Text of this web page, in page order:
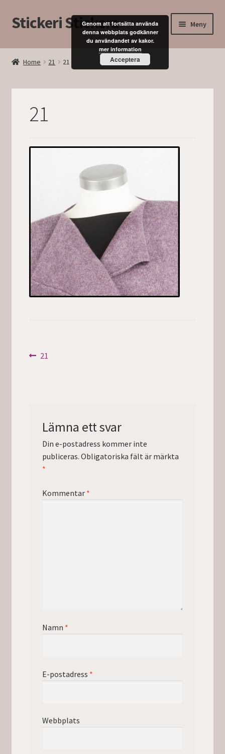
Hoppa
till
Hoppa
till
Stickeri Stickera Meny
Hem
Home 21 21
21
Inläggsnavigering
Föregående
21
Lämna ett svar
Din e-postadress kommer inte
publiceras. Obligatoriska fält är märkta
*
Kommentar *
Namn *
E-postadress *
Webbplats
Genom att fortsätta använda
denna webbplats godkänner
du användandet av kakor.
mer information
Acceptera